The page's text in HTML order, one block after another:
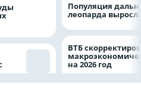
Популяция
леопарда
ВТБ
на 2026 год